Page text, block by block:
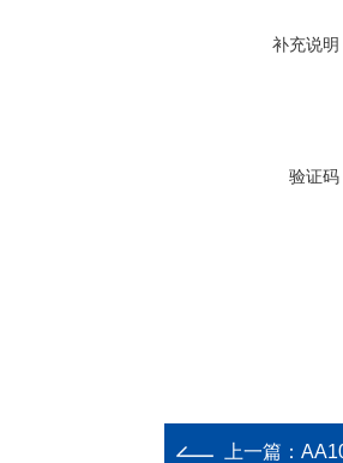
补充说明
验证码
上一篇：